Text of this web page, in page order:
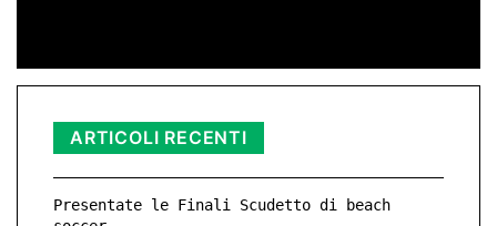
ARTICOLI RECENTI
Presentate le Finali Scudetto di beach